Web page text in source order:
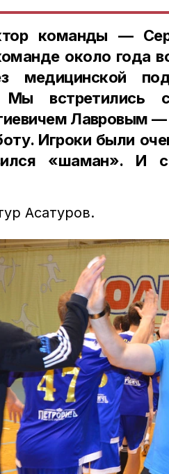
команды —
около года
медицинской
Мы встретились
Лавровым
Игроки были
«шаман». И
Асатуров.